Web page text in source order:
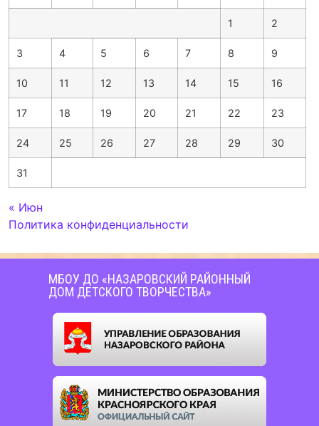
1 2
3 4 5 6 7 8 9
10 11 12 13 14 15 16
17 18 19 20 21 22 23
24 25 26 27 28 29 30
31
« Июн
Политика конфиденциальности
МБОУ ДО «НАЗАРОВСКИЙ РАЙОННЫЙ
ДОМ ДЕТСКОГО ТВОРЧЕСТВА»